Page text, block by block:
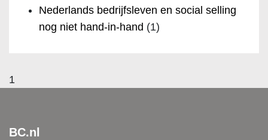
Nederlands bedrijfsleven en social selling
nog niet hand-in-hand (1)
1
BC.nl